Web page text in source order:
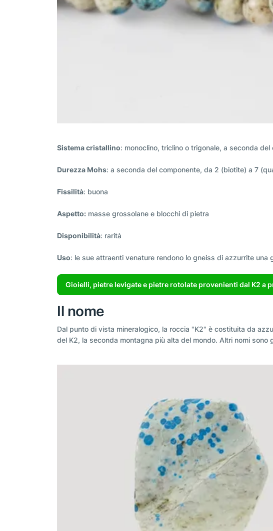
Sistema cristallino: monoclino, triclino o trigonale, a seconda
Durezza Mohs: a seconda del componente, da 2 (biotite) a 7
Fissilità: buona
Aspetto: masse grossolane e blocchi di pietra
Disponibilità: rarità
Uso: le sue attraenti venature rendono lo gneiss di azzurrite una
Gioielli, pietre levigate e pietre rotolate provenienti dal K2 a
Il nome
Dal punto di vista mineralogico, la roccia "K2" è costituita da
del K2, la seconda montagna più alta del mondo. Altri nomi